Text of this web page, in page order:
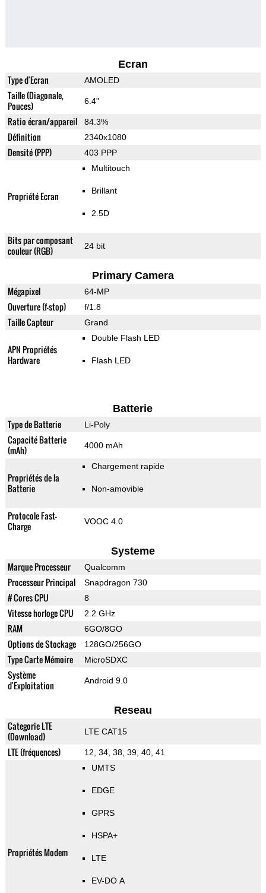
Ecran
Type d'Ecran AMOLED
Taille (Diagonale,
Pouces)
6.4"
Ratio écran/appareil 84.3%
Définition 2340x1080
Densité (PPP) 403 PPP
Propriété Ecran
Multitouch
Brillant
2.5D
Bits par composant
couleur (RGB)
24 bit
Primary Camera
Mégapixel 64-MP
Ouverture (f-stop) f/1.8
Taille Capteur Grand
APN Propriétés
Hardware
Double Flash LED
Flash LED
Batterie
Type de Batterie Li-Poly
Capacité Batterie
(mAh)
4000 mAh
Propriétés de la
Batterie
Chargement rapide
Non-amovible
Protocole Fast-
Charge
VOOC 4.0
Systeme
Marque Processeur Qualcomm
Processeur Principal Snapdragon 730
# Cores CPU 8
Vitesse horloge CPU 2.2 GHz
RAM 6GO/8GO
Options de Stockage 128GO/256GO
Type Carte Mémoire MicroSDXC
Système
d'Exploitation
Android 9.0
Reseau
Categorie LTE
(Download)
LTE CAT15
LTE (fréquences) 12, 34, 38, 39, 40, 41
Propriétés Modem
UMTS
EDGE
GPRS
HSPA+
LTE
EV-DO A